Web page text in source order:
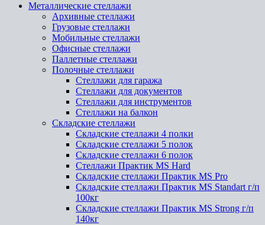
Металлические стеллажи
Архивные стеллажи
Грузовые стеллажи
Мобильные стеллажи
Офисные стеллажи
Паллетные стеллажи
Полочные стеллажи
Стеллажи для гаража
Стеллажи для документов
Стеллажи для инструментов
Стеллажи на балкон
Складские стеллажи
Складские стеллажи 4 полки
Складские стеллажи 5 полок
Складские стеллажи 6 полок
Стеллажи Практик MS Hard
Складские стеллажи Практик MS Pro
Складские стеллажи Практик MS Standart г/п
100кг
Складские стеллажи Практик MS Strong г/п
140кг